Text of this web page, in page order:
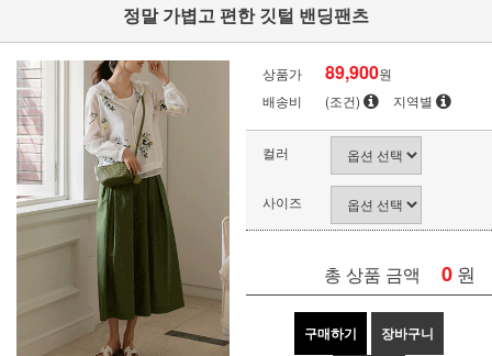
정말 가볍고 편한 깃털 밴딩팬츠
상품가 89,900원
배송비
(조건) 지역별
컬러
사이즈
총 상품 금액 0 원
구매하기 장바구니